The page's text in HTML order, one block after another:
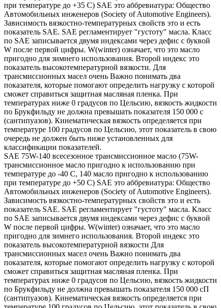
при температуре до +35 С) SAE это аббревиатура: Общество
Автомобильных инженеров (Society of Automotive Engineers).
Зависимость вязкостно-температурных свойств это и есть
показатель SAE. SAE регламентирует "густоту" масла. Класс
по SAE записывается двумя индексами через дефис с буквой
W после первой цифры. W(winter) означает, что это масло
пригодно для зимнего использования. Второй индекс это
показатель высокотемпературной вязкости. Для
трансмиссионных масел очень Важно понимать два
показателя, которые помогают определить нагрузку с которой
сможет справиться защитная масляная пленка. При
температурах ниже 0 градусов по Цельсию, вязкость жидкости
по Брукфильду не должна превышать показателя 150 000 с
(сантипуазов). Кинематическая вязкость определяется при
температуре 100 градусов по Цельсию, этот показатель в свою
очередь не должен быть ниже установленных для
классификации показателей.
SAE 75W-140 всесезонное трансмиссионное масло (75W-
трансмиссионное масло пригодно к использованию при
температуре до -40 С, 140 масло пригодно к использованию
при температуре до +50 С) SAE это аббревиатура: Общество
Автомобильных инженеров (Society of Automotive Engineers).
Зависимость вязкостно-температурных свойств это и есть
показатель SAE. SAE регламентирует "густоту" масла. Класс
по SAE записывается двумя индексами через дефис с буквой
W после первой цифры. W(winter) означает, что это масло
пригодно для зимнего использования. Второй индекс это
показатель высокотемпературной вязкости Для
трансмиссионных масел очень Важно понимать два
показателя, которые помогают определить нагрузку с которой
сможет справиться защитная масляная пленка. При
температурах ниже 0 градусов по Цельсию, вязкость жидкости
по Брукфильду не должна превышать показателя 150 000 сП
(сантипуазов). Кинематическая вязкость определяется при